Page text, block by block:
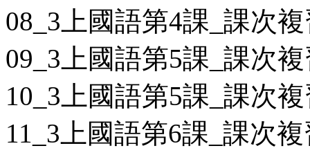
08_3上國語第4課_課次
09_3上國語第5課_課次
10_3上國語第5課_課次
11_3上國語第6課_課次